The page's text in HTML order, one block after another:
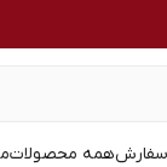
سفارشهمه محصولات